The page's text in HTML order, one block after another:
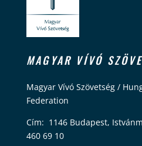
MAGYAR VÍVÓ
Magyar Vívó Szövetség /
Federation
Cím: 1146 Budapest,
460 69 10